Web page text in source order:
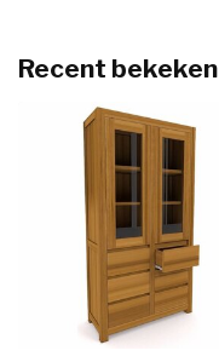
Recent bekeken